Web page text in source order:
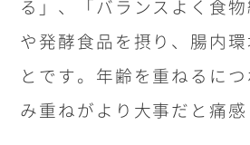
る」、「バランスよく食
や発酵食品を摂り、腸内
とです。年齢を重ねるに
み重ねがより大事だと痛感